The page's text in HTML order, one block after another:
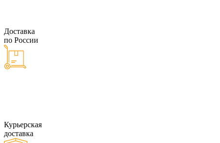
Доставка
по России
Курьерская
доставка